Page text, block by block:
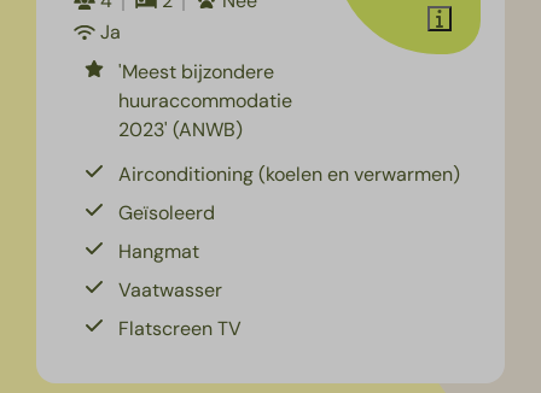
Ja
'Meest bijzondere
huuraccommodatie
2023' (ANWB)
Airconditioning (koelen en verwarmen)
Geïsoleerd
Hangmat
Vaatwasser
Flatscreen TV